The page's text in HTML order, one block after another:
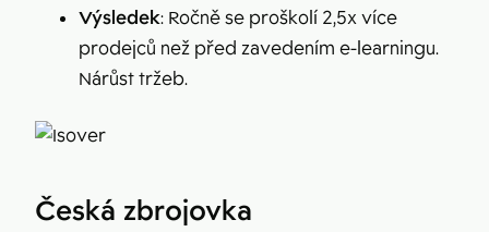
Výsledek: Ročně se proškolí 2,5x více
prodejců než před zavedením e-learningu.
Nárůst tržeb.
Česká zbrojovka